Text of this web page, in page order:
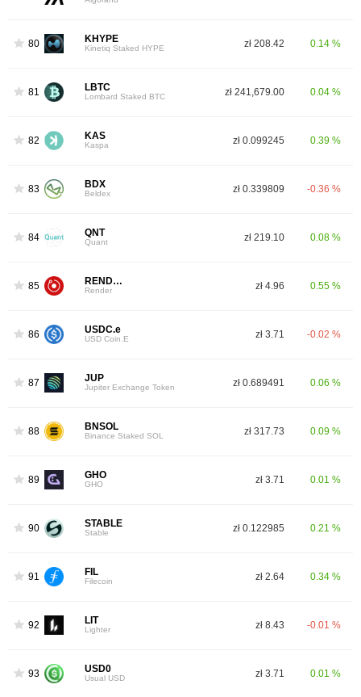
80 KHYPE
Kinetiq Staked HYPE zł 208.42 0.14 %
81 LBTC
Lombard Staked BTC zł 241,679.00 0.04 %
82 KAS
Kaspa zł 0.099245 0.39 %
83 BDX
Beldex zł 0.339809 -0.36 %
84 QNT
Quant zł 219.10 0.08 %
85 RENDER
Render zł 4.96 0.55 %
86 USDC.e
USD Coin.E zł 3.71 -0.02 %
87 JUP
Jupiter Exchange Token zł 0.689491 0.06 %
88 BNSOL
Binance Staked SOL zł 317.73 0.09 %
89 GHO
GHO zł 3.71 0.01 %
90 STABLE
Stable zł 0.122985 0.21 %
91 FIL
Filecoin zł 2.64 0.34 %
92 LIT
Lighter zł 8.43 -0.01 %
93 USD0
Usual USD zł 3.71 0.01 %